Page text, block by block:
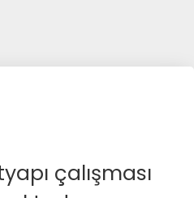
çalışması